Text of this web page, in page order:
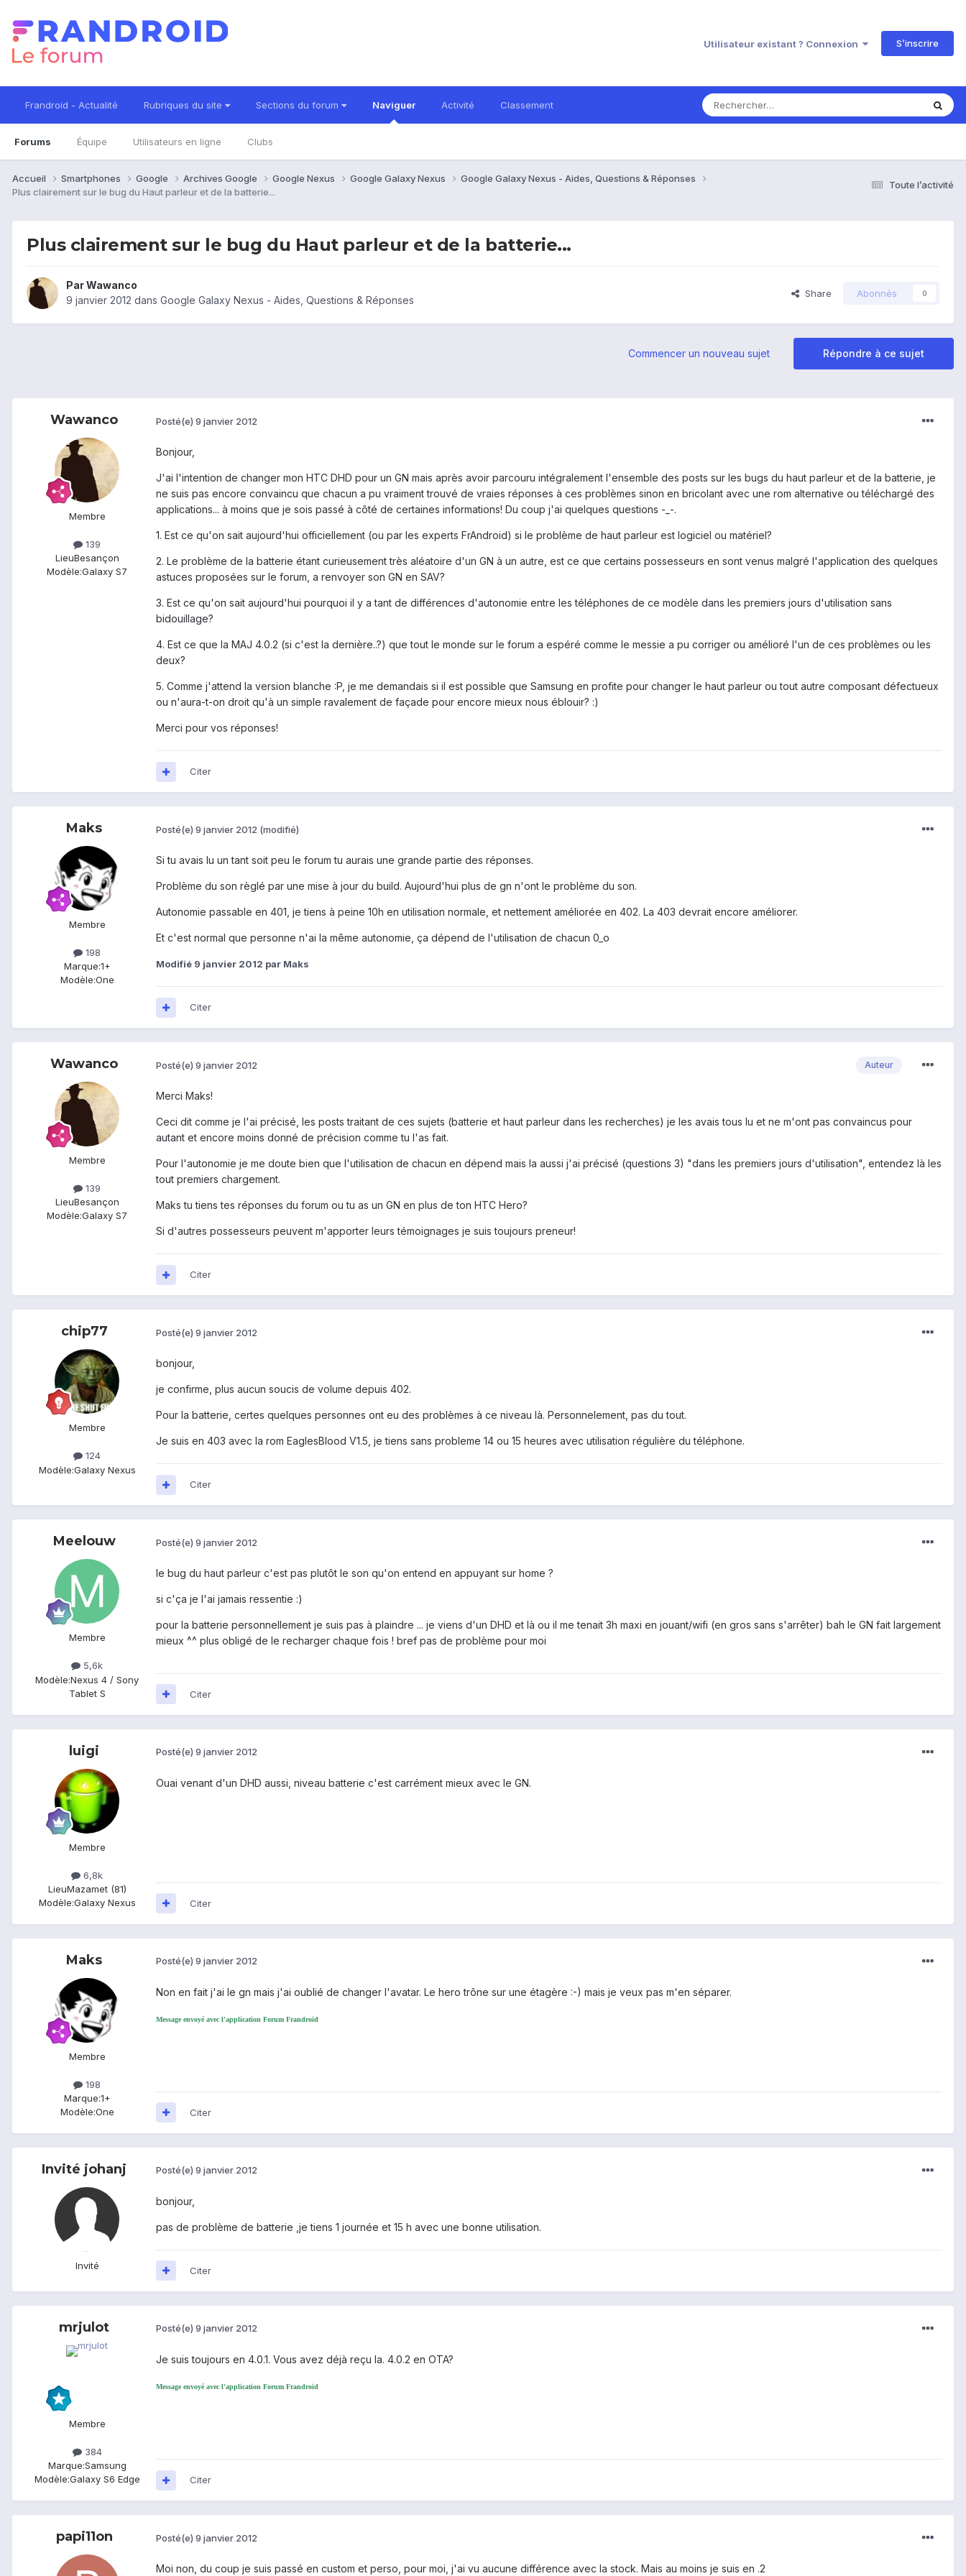
Utilisateur existant ? Connexion S’inscrire
Frandroid - Actualité Rubriques du site Sections du forum Naviguer
Forums Équipe Utilisateurs en ligne Clubs
Activité Classement
Toute l’activité
Accueil Smartphones Google Archives Google Google Nexus Google Galaxy Nexus
Google Galaxy Nexus - Aides, Questions & Réponses
Plus clairement sur le bug du Haut parleur et de la batterie...
Plus clairement sur le bug du Haut parleur et de la batterie...
ParWawanco
9 janvier 2012 dans Google Galaxy Nexus - Aides, Questions & Réponses
Share Abonnés 0
Répondre à ce sujet
Commencer un nouveau sujet
Wawanco
Membre
139
LieuBesançon
Modèle:Galaxy S7
Posté(e) 9 janvier 2012
Bonjour,
J'ai l'intention de changer mon HTC DHD pour un GN mais après avoir parcouru intégralement l'ensemble des posts sur les bugs du haut parleur et de la batterie, je
ne suis pas encore convaincu que chacun a pu vraiment trouvé de vraies réponses à ces problèmes sinon en bricolant avec une rom alternative ou téléchargé des
applications... à moins que je sois passé à côté de certaines informations! Du coup j'ai quelques questions -_-.
1. Est ce qu'on sait aujourd'hui officiellement (ou par les experts FrAndroid) si le problème de haut parleur est logiciel ou matériel?
2. Le problème de la batterie étant curieusement très aléatoire d'un GN à un autre, est ce que certains possesseurs en sont venus malgré l'application des quelques
astuces proposées sur le forum, a renvoyer son GN en SAV?
3. Est ce qu'on sait aujourd'hui pourquoi il y a tant de différences d'autonomie entre les téléphones de ce modèle dans les premiers jours d'utilisation sans
bidouillage?
4. Est ce que la MAJ 4.0.2 (si c'est la dernière..?) que tout le monde sur le forum a espéré comme le messie a pu corriger ou amélioré l'un de ces problèmes ou les
deux?
5. Comme j'attend la version blanche :P, je me demandais si il est possible que Samsung en profite pour changer le haut parleur ou tout autre composant défectueux
ou n'aura-t-on droit qu'à un simple ravalement de façade pour encore mieux nous éblouir? :)
Merci pour vos réponses!
Citer
Maks
Membre
198
Marque:1+
Modèle:One
Posté(e) 9 janvier 2012 (modifié)
Si tu avais lu un tant soit peu le forum tu aurais une grande partie des réponses.
Problème du son règlé par une mise à jour du build. Aujourd'hui plus de gn n'ont le problème du son.
Autonomie passable en 401, je tiens à peine 10h en utilisation normale, et nettement améliorée en 402. La 403 devrait encore améliorer.
Et c'est normal que personne n'ai la même autonomie, ça dépend de l'utilisation de chacun 0_o
Modifié 9 janvier 2012 par Maks
Citer
Wawanco
Membre
139
LieuBesançon
Modèle:Galaxy S7
Auteur
Posté(e) 9 janvier 2012
Merci Maks!
Ceci dit comme je l'ai précisé, les posts traitant de ces sujets (batterie et haut parleur dans les recherches) je les avais tous lu et ne m'ont pas convaincus pour
autant et encore moins donné de précision comme tu l'as fait.
Pour l'autonomie je me doute bien que l'utilisation de chacun en dépend mais la aussi j'ai précisé (questions 3) "dans les premiers jours d'utilisation", entendez là les
tout premiers chargement.
Maks tu tiens tes réponses du forum ou tu as un GN en plus de ton HTC Hero?
Si d'autres possesseurs peuvent m'apporter leurs témoignages je suis toujours preneur!
Citer
chip77
Membre
124
Modèle:Galaxy Nexus
Posté(e) 9 janvier 2012
bonjour,
je confirme, plus aucun soucis de volume depuis 402.
Pour la batterie, certes quelques personnes ont eu des problèmes à ce niveau là. Personnelement, pas du tout.
Je suis en 403 avec la rom EaglesBlood V1.5, je tiens sans probleme 14 ou 15 heures avec utilisation régulière du téléphone.
Citer
Meelouw
Membre
5,6k
Modèle:Nexus 4 / Sony
Tablet S
Posté(e) 9 janvier 2012
le bug du haut parleur c'est pas plutôt le son qu'on entend en appuyant sur home ?
si c'ça je l'ai jamais ressentie :)
pour la batterie personnellement je suis pas à plaindre ... je viens d'un DHD et là ou il me tenait 3h maxi en jouant/wifi (en gros sans s'arrêter) bah le GN fait largement
mieux ^^ plus obligé de le recharger chaque fois ! bref pas de problème pour moi
Citer
luigi
Membre
6,8k
LieuMazamet (81)
Modèle:Galaxy Nexus
Posté(e) 9 janvier 2012
Ouai venant d'un DHD aussi, niveau batterie c'est carrément mieux avec le GN.
Citer
Maks
Membre
198
Marque:1+
Modèle:One
Posté(e) 9 janvier 2012
Non en fait j'ai le gn mais j'ai oublié de changer l'avatar. Le hero trône sur une étagère :-) mais je veux pas m'en séparer.
Message envoyé avec l'application Forum Frandroid
Citer
Invité johanj
Invité
Posté(e) 9 janvier 2012
bonjour,
pas de problème de batterie ,je tiens 1 journée et 15 h avec une bonne utilisation.
Citer
mrjulot
Membre
384
Marque:Samsung
Modèle:Galaxy S6 Edge
Posté(e) 9 janvier 2012
Je suis toujours en 4.0.1. Vous avez déjà reçu la. 4.0.2 en OTA?
Message envoyé avec l'application Forum Frandroid
Citer
papi11on Posté(e) 9 janvier 2012
Moi non, du coup je suis passé en custom et perso, pour moi, j'ai vu aucune différence avec la stock. Mais au moins je suis en .2